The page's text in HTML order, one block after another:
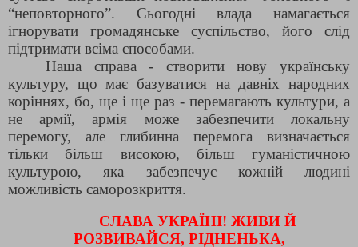
“неповторного”. Сьогодні влада намагається
ігнорувати громадянське суспільство, його слід
підтримати всіма способами.
Наша справа - створити нову українську
культуру, що має базуватися на давніх народних
коріннях, бо, ще і ще раз - перемагають культури, а
не армії, армія може забезпечити локальну
перемогу, але глибинна перемога визначається
тільки більш високою, більш гуманістичною
культурою, яка забезпечує кожній людині
можливість саморозкриття.
СЛАВА УКРАЇНІ! ЖИВИ Й
РОЗВИВАЙСЯ, РІДНЕНЬКА,